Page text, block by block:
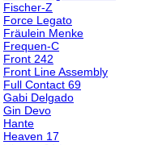
Fischer-Z
Force Legato
Fräulein Menke
Frequen-C
Front 242
Front Line Assembly
Full Contact 69
Gabi Delgado
Gin Devo
Hante
Heaven 17